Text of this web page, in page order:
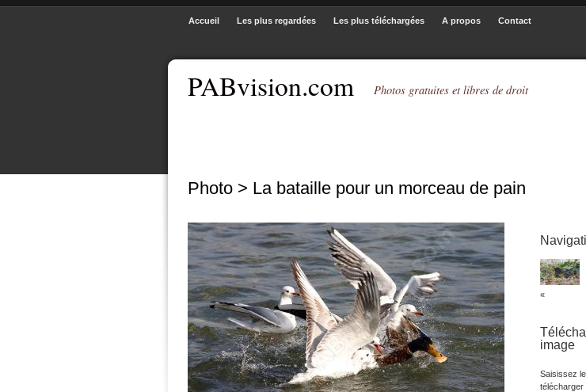
PABvision.com Photos gratuites et libres de droit
Accueil Les plus regardées Les plus téléchargées A propos Contact
Photo > La bataille pour un morceau de pain
«
image
Saisissez
télécharger